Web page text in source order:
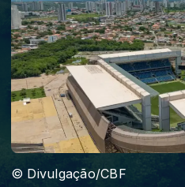
© Divulgação/CBF